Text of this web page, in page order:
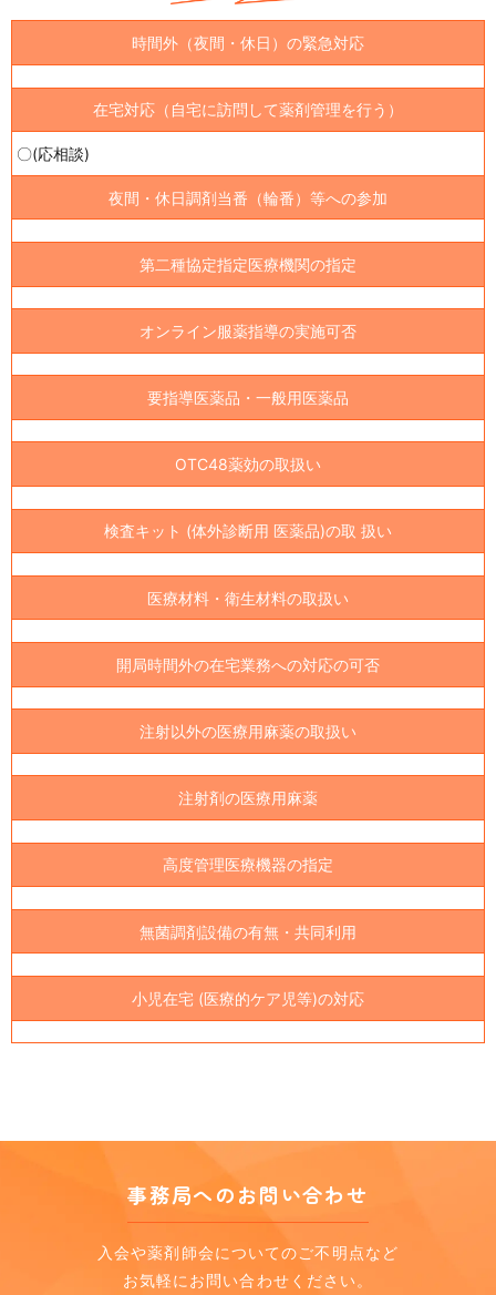
時間外（夜間・休日）の緊急対応
在宅対応（自宅に訪問して薬剤管理を行う）
〇(応相談)
夜間・休日調剤当番（輪番）等への参加
第二種協定指定医療機関の指定
オンライン服薬指導の実施可否
要指導医薬品・一般用医薬品
OTC48薬効の取扱い
検査キット (体外診断用 医薬品)の取 扱い
医療材料・衛生材料の取扱い
開局時間外の在宅業務への対応の可否
注射以外の医療用麻薬の取扱い
注射剤の医療用麻薬
高度管理医療機器の指定
無菌調剤設備の有無・共同利用
小児在宅 (医療的ケア児等)の対応
事務局へのお問い合わせ
入会や薬剤師会についてのご不明点など
お気軽にお問い合わせください。